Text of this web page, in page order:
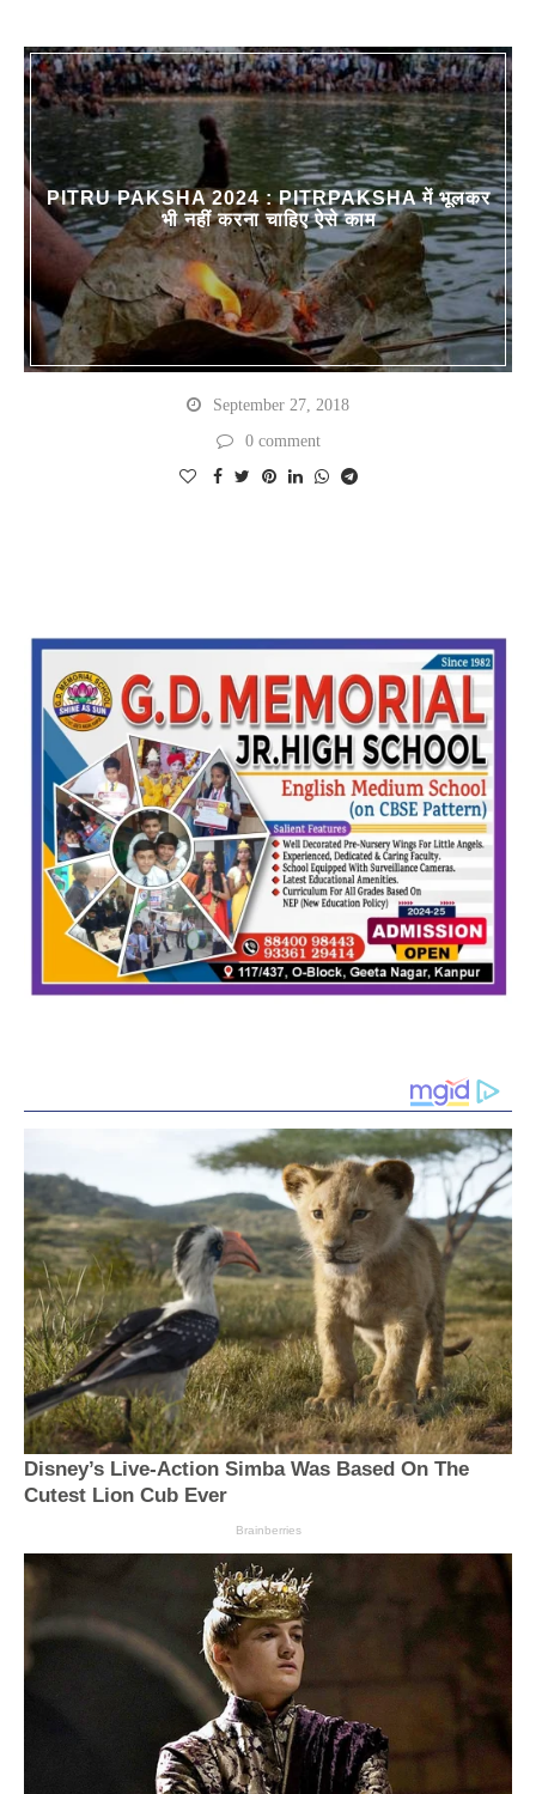
PITRU PAKSHA 2024 : PITRPAKSHA में भूलकर
भी नहीं करना चाहिए ऐसे काम
September 27, 2018
0 comment